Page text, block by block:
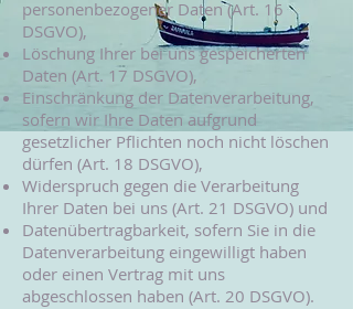
personenbezogener Daten (Art. 16
DSGVO),
Löschung Ihrer bei uns gespeicherten
Daten (Art. 17 DSGVO),
Einschränkung der Datenverarbeitung,
sofern wir Ihre Daten aufgrund
gesetzlicher Pflichten noch nicht löschen
dürfen (Art. 18 DSGVO),
Widerspruch gegen die Verarbeitung
Ihrer Daten bei uns (Art. 21 DSGVO) und
Datenübertragbarkeit, sofern Sie in die
Datenverarbeitung eingewilligt haben
oder einen Vertrag mit uns
abgeschlossen haben (Art. 20 DSGVO).